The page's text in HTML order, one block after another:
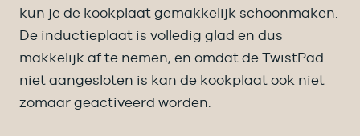
kun je de kookplaat gemakkelijk schoonmaken.
De inductieplaat is volledig glad en dus
makkelijk af te nemen, en omdat de TwistPad
niet aangesloten is kan de kookplaat ook niet
zomaar geactiveerd worden.